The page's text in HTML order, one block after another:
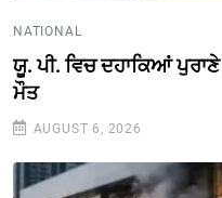
NATIONAL
ਯੂ. ਪੀ. ਵਿਚ ਦਹਾਕਿਆਂ
ਮੌਤ
AUGUST 6, 2026